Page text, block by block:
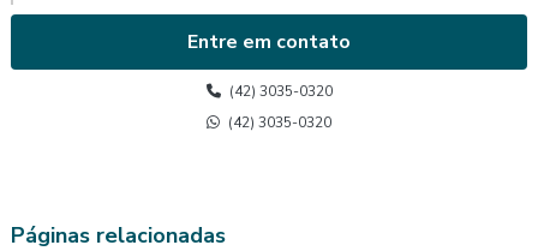
Avaliação ambiental de calor
Avaliação de calor
Avaliação de calor segurança do trabalho
Avaliação ergonômica
Entre em contato
(42) 3035-0320
(42) 3035-0320
Páginas relacionadas